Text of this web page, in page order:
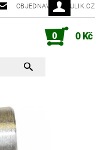
OBJEDNAVKY@RULIK.CZ
0 0 Kč